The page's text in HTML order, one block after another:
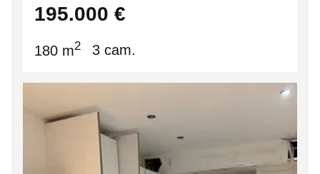
195.000 €
180 m2 3 cam.